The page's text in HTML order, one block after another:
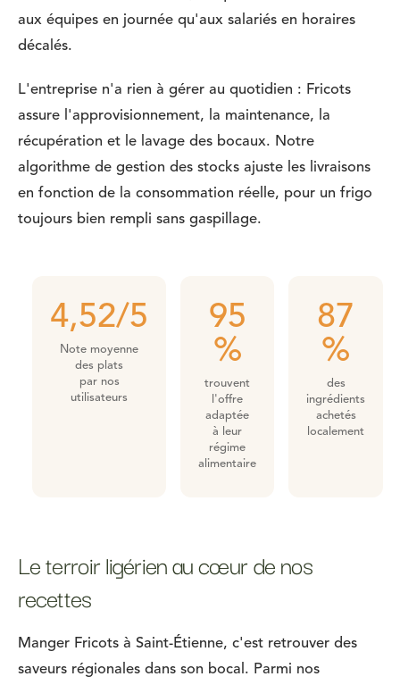
aux équipes en journée qu'aux salariés en horaires
décalés.
L'entreprise n'a rien à gérer au quotidien : Fricots
assure l'approvisionnement, la maintenance, la
récupération et le lavage des bocaux. Notre
algorithme de gestion des stocks ajuste les livraisons
en fonction de la consommation réelle, pour un frigo
toujours bien rempli sans gaspillage.
4,52/5
Note moyenne
des plats
par nos
utilisateurs
95
%
trouvent
l'offre
adaptée
à leur
régime
alimentaire
87
%
des
ingrédients
achetés
localement
Le terroir ligérien au cœur de nos
recettes
Manger Fricots à Saint-Étienne, c'est retrouver des
saveurs régionales dans son bocal. Parmi nos